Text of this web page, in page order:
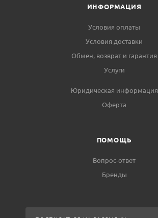
ИНФОРМАЦИЯ
Условия оплаты
Условия доставки
Обмен, возврат и гарантия
Услуги
Юридическая информация
Оферта
ПОМОЩЬ
Вопрос-ответ
Бренды